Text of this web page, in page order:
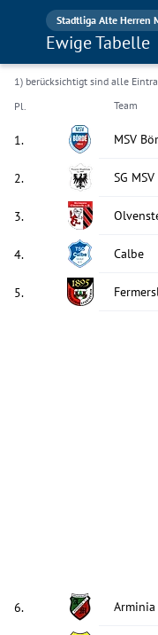
Stadtliga Alte Herren
Ewige Tabelle
1) berücksichtigt sind alle
Pl.
Team
1. MSV
2. SG
3.
4. Calbe
5.
6. Arminia